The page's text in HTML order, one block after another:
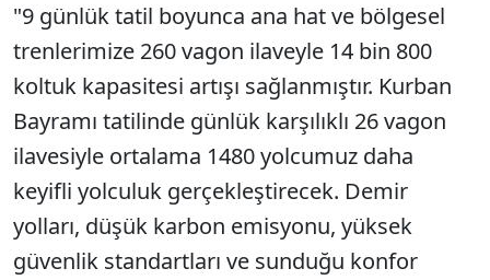
"9 günlük tatil boyunca ana hat ve bölgesel
trenlerimize 260 vagon ilaveyle 14 bin 800
koltuk kapasitesi artışı sağlanmıştır. Kurban
Bayramı tatilinde günlük karşılıklı 26 vagon
ilavesiyle ortalama 1480 yolcumuz daha
keyifli yolculuk gerçekleştirecek. Demir
yolları, düşük karbon emisyonu, yüksek
güvenlik standartları ve sunduğu konfor